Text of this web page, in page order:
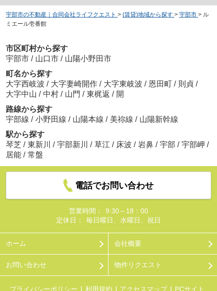
宇部市の不動産｜合同会社ライフクエスト > (賃貸)地域から探す > 宇部市 > ル
ミエール壱番館
市区町村から探す
宇部市 / 山口市 / 山陽小野田市
町名から探す
大字西岐波 / 大字妻崎開作 / 大字東岐波 / 恩田町 / 則貞 /
大字中山 / 中村 / 山門 / 東梶返 / 開
路線から探す
宇部線 / 小野田線 / 山陽本線 / 美祢線 / 山陽新幹線
駅から探す
琴芝 / 東新川 / 宇部新川 / 草江 / 床波 / 岩鼻 / 宇部 / 宇部岬 /
居能 / 常盤
電話でお問い合わせ
営業時間：
9:30～18：00
定休日：
毎日曜日、水曜日、祝日
ホーム 会社概要
お問い合わせ 物件リクエスト
プライバシーポリシー 利用規約 アクセスマップ PCサイト